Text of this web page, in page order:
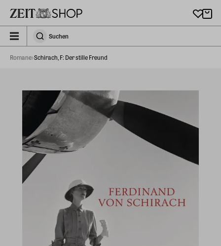
zeit_storefront.components.search.collapsed
SuchenSuchen
Romane Schirach, F: Der stille Freund